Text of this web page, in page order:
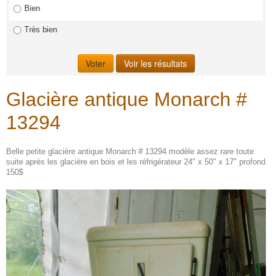
Bien
Très bien
Glacière antique Monarch #
13294
Belle petite glacière antique Monarch # 13294 modèle assez rare toute
suite après les glacière en bois et les réfrigérateur 24" x 50" x 17" profond
150$